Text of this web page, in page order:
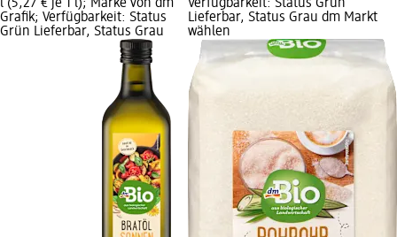
l (5,27 € je 1 l); Marke von dm
Grafik; Verfügbarkeit: Status
Grün Lieferbar, Status Grau
Verfügbarkeit: Status Grün
Lieferbar, Status Grau dm Markt
wählen